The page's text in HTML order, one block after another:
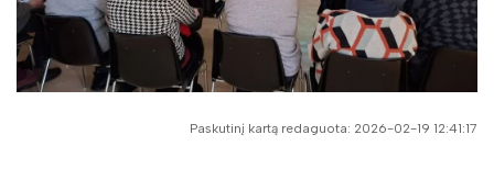
Paskutinį kartą redaguota: 2026-02-19 12:41:17